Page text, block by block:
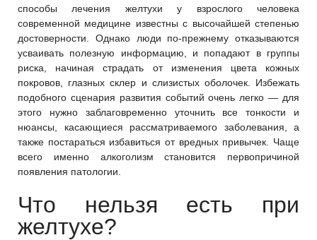
способы лечения желтухи у взрослого человека
современной медицине известны с высочайшей степенью
достоверности. Однако люди по-прежнему отказываются
усваивать полезную информацию, и попадают в группы
риска, начиная страдать от изменения цвета кожных
покровов, глазных склер и слизистых оболочек. Избежать
подобного сценария развития событий очень легко — для
этого нужно заблаговременно уточнить все тонкости и
нюансы, касающиеся рассматриваемого заболевания, а
также постараться избавиться от вредных привычек. Чаще
всего именно алкоголизм становится первопричиной
появления патологии.
Что нельзя есть при
желтухе?